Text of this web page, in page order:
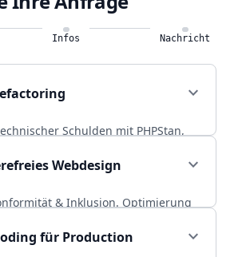
Infos Nachricht
expand_more
Schulden mit PHPStan,
PHPUnit. Über 20 Jahre
in skalierbaren Backends.
Service wählenarrow_forward
Webdesign expand_more
& Inklusion. Optimierung
und Conversion durch radikal
universelles Design.
für Production expand_more